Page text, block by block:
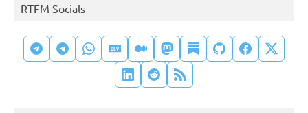
RTFM Socials